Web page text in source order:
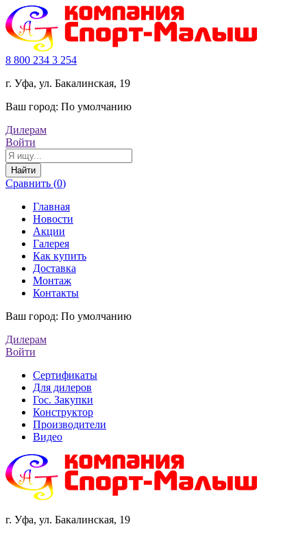
8 800 234 3 254
г. Уфа, ул. Бакалинская, 19
Ваш город: По умолчанию
Дилерам
Войти
Найти
Сравнить (0)
Главная
Новости
Акции
Галерея
Как купить
Доставка
Монтаж
Контакты
Ваш город: По умолчанию
Дилерам
Войти
Сертификаты
Для дилеров
Гос. Закупки
Конструктор
Производители
Видео
г. Уфа, ул. Бакалинская, 19